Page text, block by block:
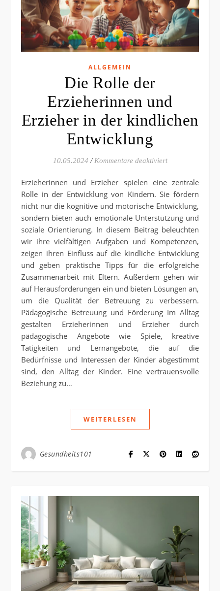
ALLGEMEIN
Die Rolle der
Erzieherinnen und
Erzieher in der kindlichen
Entwicklung
10.05.2024 / Kommentare deaktiviertfür Die Rolle
Erzieherinnen und Erzieher spielen eine zentrale
Rolle in der Entwicklung von Kindern. Sie fördern
nicht nur die kognitive und motorische Entwicklung,
sondern bieten auch emotionale Unterstützung und
soziale Orientierung. In diesem Beitrag beleuchten
wir ihre vielfältigen Aufgaben und Kompetenzen,
zeigen ihren Einfluss auf die kindliche Entwicklung
und geben praktische Tipps für die erfolgreiche
Zusammenarbeit mit Eltern. Außerdem gehen wir
auf Herausforderungen ein und bieten Lösungen an,
um die Qualität der Betreuung zu verbessern.
Pädagogische Betreuung und Förderung Im Alltag
gestalten Erzieherinnen und Erzieher durch
pädagogische Angebote wie Spiele, kreative
Tätigkeiten und Lernangebote, die auf die
Bedürfnisse und Interessen der Kinder abgestimmt
sind, den Alltag der Kinder. Eine vertrauensvolle
Beziehung zu…
WEITERLESEN
Gesundheits101